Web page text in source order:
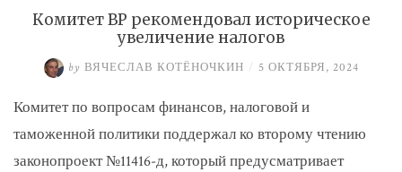
Комитет ВР рекомендовал историческое
увеличение налогов
by ВЯЧЕСЛАВ КОТЁНОЧКИН / 5 ОКТЯБРЯ, 2024
Комитет по вопросам финансов, налоговой и
таможенной политики поддержал ко второму чтению
законопроект №11416-д, который предусматривает